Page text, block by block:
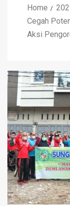
Home
Cegah
Aksi